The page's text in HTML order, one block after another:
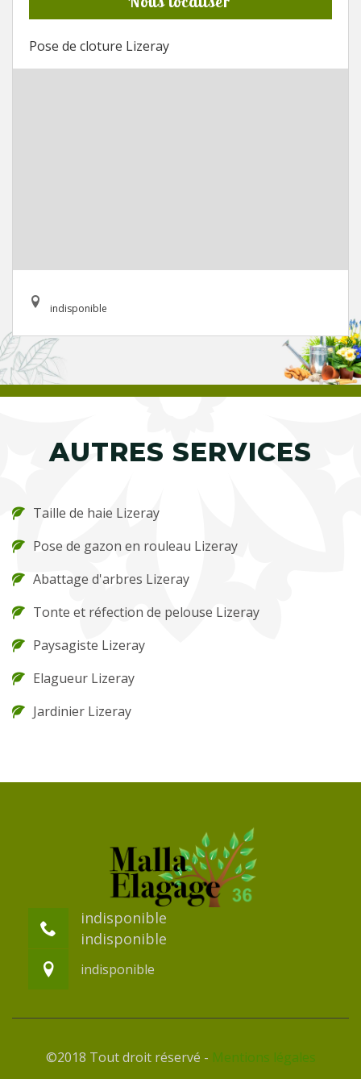
Pose de cloture Lizeray
indisponible
AUTRES SERVICES
Taille de haie Lizeray
Pose de gazon en rouleau Lizeray
Abattage d'arbres Lizeray
Tonte et réfection de pelouse Lizeray
Paysagiste Lizeray
Elagueur Lizeray
Jardinier Lizeray
indisponible
indisponible
indisponible
©2018 Tout droit réservé - Mentions légales